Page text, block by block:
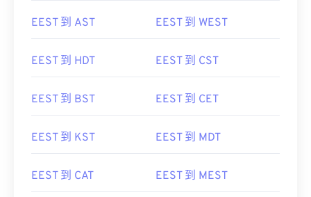
EEST 到 AST EEST 到 WEST
EEST 到 HDT EEST 到 CST
EEST 到 BST EEST 到 CET
EEST 到 KST EEST 到 MDT
EEST 到 CAT EEST 到 MEST